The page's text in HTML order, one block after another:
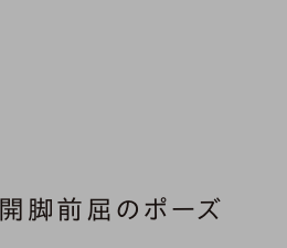
脚前屈のポーズ